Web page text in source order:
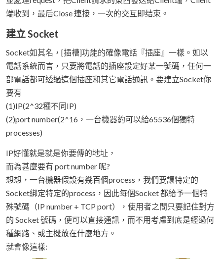
端收到，最后Close 連接，一次的交互即结束。
建立 Socket
Socket如其名，[插槽]功能的確像電話『插座』一樣。如以
電話系統而言，只要將電話的插座設定好某一號碼，任何一
部電話都可透過這個插座和其它電話通訊。要建立Socket你
要有
(1)IP(2^32種不同IP)
(2)port number(2^16，一台機器約可以給65536個獨特
processes)
IP好懂就是就是你要傳的地址，
而為甚麼要有 port number 呢?
想想，一台機器假設有幾百個process，我們要讓特定的
Socket綁定特定的process，因此每個Socket 都給予一個特
殊號碼（IP number + TCP port），使用者之間只要記住對方
的 Socket 號碼，便可以直接通訊，而不用考慮到底是經過何
種網路、或主機放在什麼地方。
就會像這樣: